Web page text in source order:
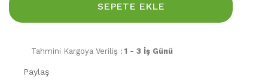
SEPETE EKLE
Tahmini Kargoya Veriliş : 1 - 3 İş Günü
Paylaş